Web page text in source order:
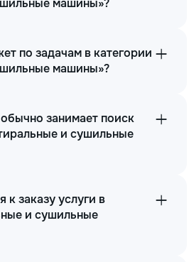
машины»?
по задачам в категории
машины»?
занимает поиск
и сушильные
к заказу услуги в
и сушильные